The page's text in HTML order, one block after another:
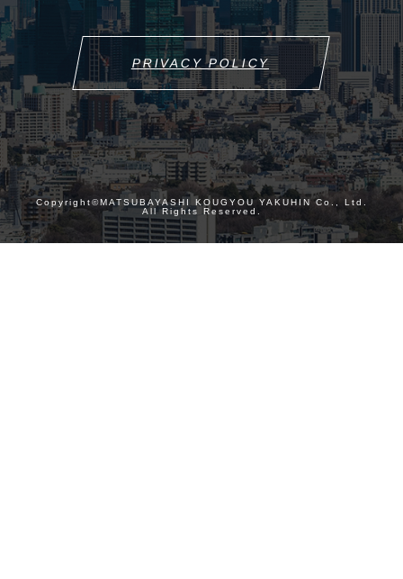
PRIVACY POLICY
Copyright©MATSUBAYASHI KOUGYOU YAKUHIN Co., Ltd.
All Rights Reserved.